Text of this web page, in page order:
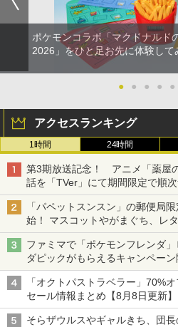
ポケモンコラボ「マクドナルド
2026」をひと足お先に体験して
● ● ● ● ●
アクセスランキング
1時間 24時間
第3期放送記念！ アニメ「薬屋
話を「TVer」にて期間限定で順
「パペットスンスン」の郵便局
始！ マスコットやがまぐち、レ
ファミマで「ポケモンフレンダ
ダピックがもらえるキャンペーン
「オクトパストラベラー」70%
セール情報まとめ【8月8日更新】
ニンテンドーeショップでは「大
そらザウルスやギャルきち、団長